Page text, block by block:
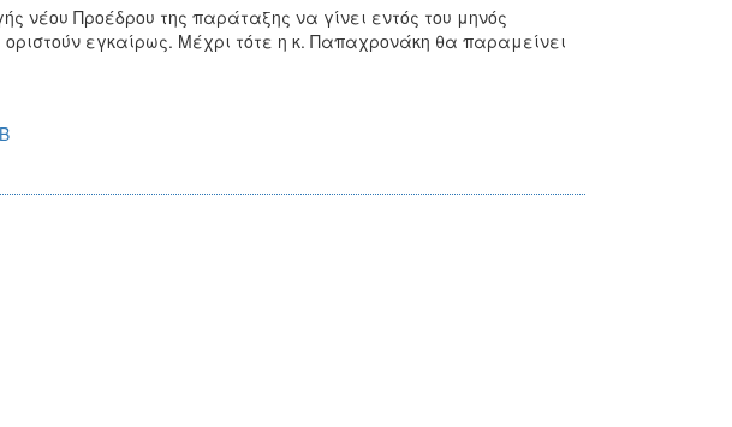
νέου Προέδρου της παράταξης να γίνει εντός του μηνός
εγκαίρως. Μέχρι τότε η κ. Παπαχρονάκη θα παραμείνει